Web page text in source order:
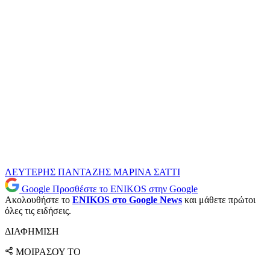
ΛΕΥΤΕΡΗΣ ΠΑΝΤΑΖΗΣ ΜΑΡΙΝΑ ΣΑΤΤΙ
Google Προσθέστε το ENIKOS στην Google
Ακολουθήστε το ENIKOS στο Google News και μάθετε πρώτοι
όλες τις ειδήσεις.
ΔΙΑΦΗΜΙΣΗ
ΜΟΙΡΑΣΟΥ ΤΟ